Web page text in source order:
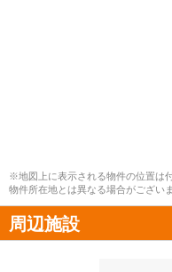
※地図上に表示される物件の位置は
物件所在地とは異なる場合がございま
周辺施設